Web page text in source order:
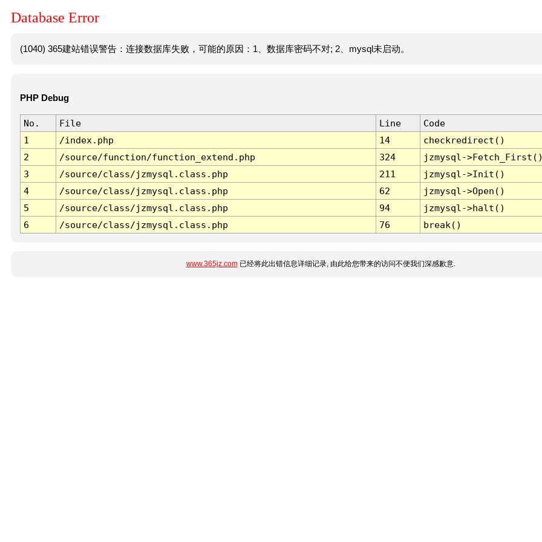
Database Error
(1040) 365建站错误警告：连接数据库失败，可能的原因：1、数据库密码不对; 2、mysql未启动。
PHP Debug
No. File Line
Code
1
/index.php 14
checkredirect()
2
/source/function/function_extend.php 324
jzmysql-
3
/source/class/jzmysql.class.php 211
jzmysql->Init()
4
/source/class/jzmysql.class.php 62
jzmysql->Open()
5
/source/class/jzmysql.class.php 94
jzmysql->halt()
6
/source/class/jzmysql.class.php 76 break()
www.365jz.com已经将此出错信息详细记录, 由此给您带来的访问不便我们深感歉意.